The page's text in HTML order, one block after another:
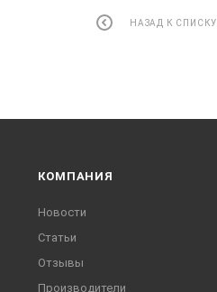
НАЗАД К СПИСКУ
КОМПАНИЯ
Новости
Статьи
Отзывы
Производители